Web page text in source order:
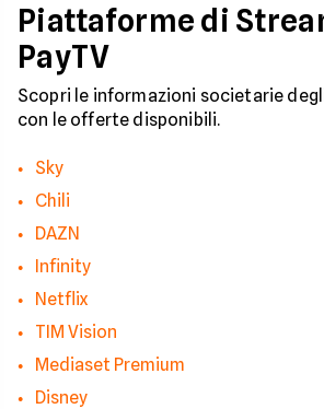
Piattaforme di
PayTV
Scopri le informazioni societarie
con le offerte disponibili.
Sky
Chili
DAZN
Infinity
Netflix
TIM Vision
Mediaset Premium
Disney